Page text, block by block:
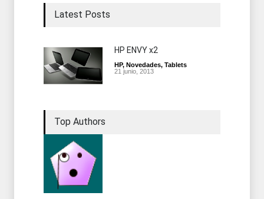
Latest Posts
HP ENVY x2
HP, Novedades, Tablets
21 junio, 2013
Top Authors